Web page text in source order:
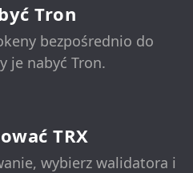
Tron
bezpośrednio do
je nabyć Tron.
TRX
wybierz walidatora i